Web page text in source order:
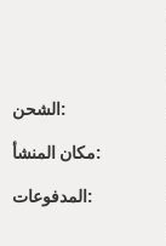
الشحن:
مكان المنشأ:
المدفوعات: